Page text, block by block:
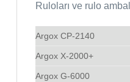
Ruloları ve rulo
Argox CP-2140
Argox X-2000+
Argox G-6000